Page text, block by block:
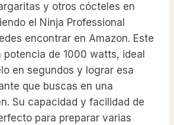
y otros cócteles en
el Ninja Professional
encontrar en Amazon. Este
potencia de 1000 watts, ideal
en segundos y lograr esa
que buscas en una
Su capacidad y facilidad de
para preparar varias